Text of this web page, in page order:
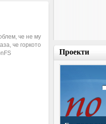
че не му
че горкото
Проекти